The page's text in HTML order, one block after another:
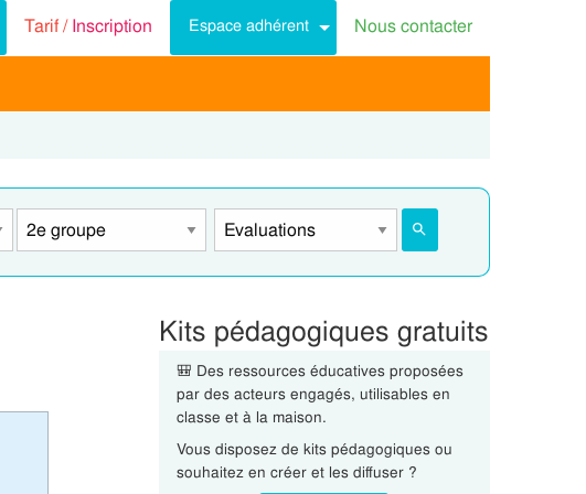
Tarif /Inscription Espace adhérent Nous contacter
Kits pédagogiques gratuits
🎒 Des ressources éducatives proposées
par des acteurs engagés, utilisables en
classe et à la maison.
Vous disposez de kits pédagogiques ou
souhaitez en créer et les diffuser ?